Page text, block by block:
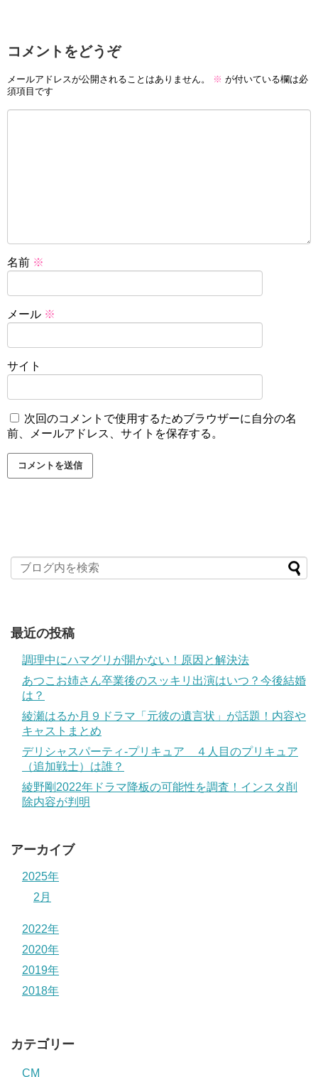
コメントをどうぞ
メールアドレスが公開されることはありません。 ※ が付いている欄は必
須項目です
名前 ※
メール ※
サイト
次回のコメントで使用するためブラウザーに自分の名
前、メールアドレス、サイトを保存する。
最近の投稿
調理中にハマグリが開かない！原因と解決法
あつこお姉さん卒業後のスッキリ出演はいつ？今後結婚
は？
綾瀬はるか月９ドラマ「元彼の遺言状」が話題！内容や
キャストまとめ
デリシャスパーティ-プリキュア ４人目のプリキュア
（追加戦士）は誰？
綾野剛2022年ドラマ降板の可能性を調査！インスタ削
除内容が判明
アーカイブ
2025年
2月
2022年
2020年
2019年
2018年
カテゴリー
CM